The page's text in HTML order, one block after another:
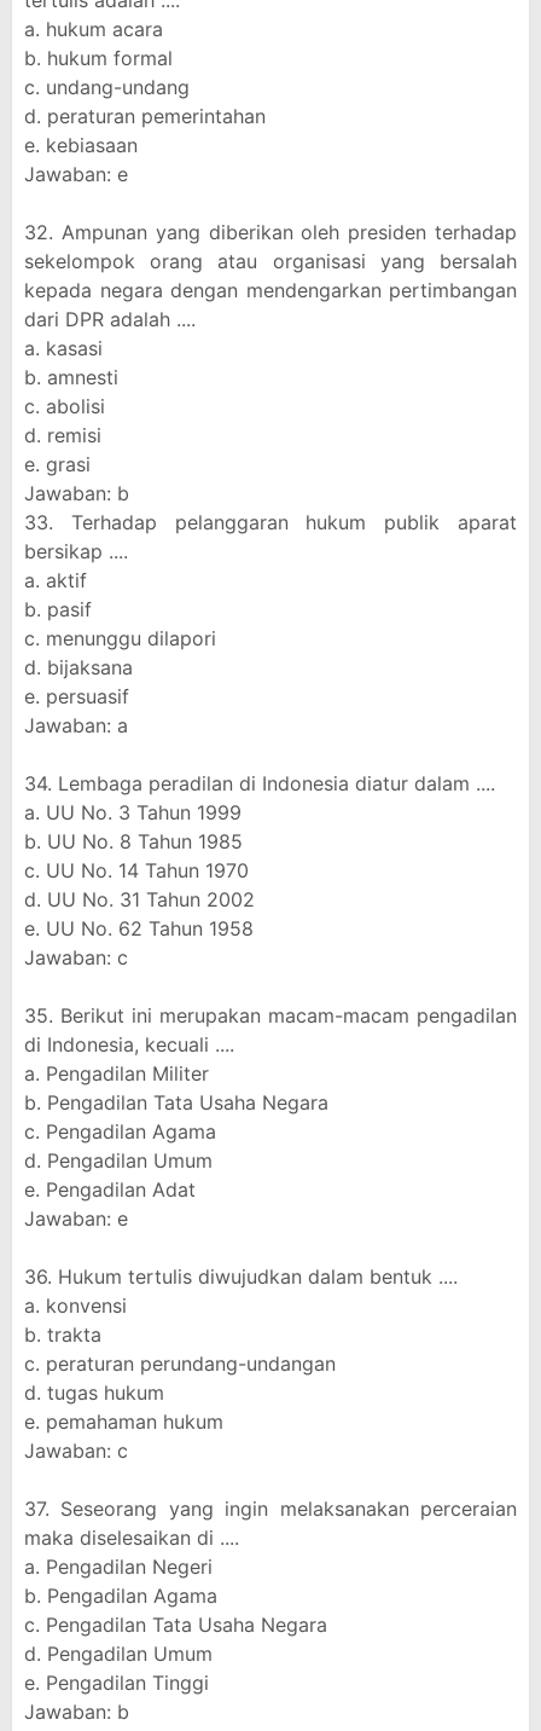
a. hukum acara
b. hukum formal
c. undang-undang
d. peraturan pemerintahan
e. kebiasaan
Jawaban: e
32. Ampunan yang diberikan oleh presiden terhadap
sekelompok orang atau organisasi yang bersalah
kepada negara dengan mendengarkan pertimbangan
dari DPR adalah ....
a. kasasi
b. amnesti
c. abolisi
d. remisi
e. grasi
Jawaban: b
33. Terhadap pelanggaran hukum publik aparat
bersikap ....
a. aktif
b. pasif
c. menunggu dilapori
d. bijaksana
e. persuasif
Jawaban: a
34. Lembaga peradilan di Indonesia diatur dalam ....
a. UU No. 3 Tahun 1999
b. UU No. 8 Tahun 1985
c. UU No. 14 Tahun 1970
d. UU No. 31 Tahun 2002
e. UU No. 62 Tahun 1958
Jawaban: c
35. Berikut ini merupakan macam-macam pengadilan
di Indonesia, kecuali ....
a. Pengadilan Militer
b. Pengadilan Tata Usaha Negara
c. Pengadilan Agama
d. Pengadilan Umum
e. Pengadilan Adat
Jawaban: e
36. Hukum tertulis diwujudkan dalam bentuk ....
a. konvensi
b. trakta
c. peraturan perundang-undangan
d. tugas hukum
e. pemahaman hukum
Jawaban: c
37. Seseorang yang ingin melaksanakan perceraian
maka diselesaikan di ....
a. Pengadilan Negeri
b. Pengadilan Agama
c. Pengadilan Tata Usaha Negara
d. Pengadilan Umum
e. Pengadilan Tinggi
Jawaban: b